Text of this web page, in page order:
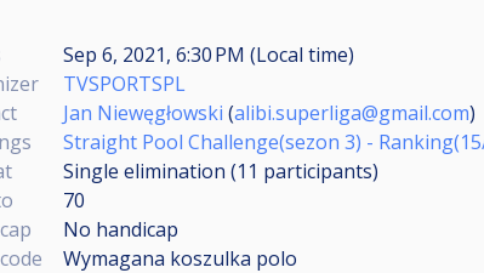
Sep 6, 2021, 6:30 PM (Local time)
TVSPORTSPL
Jan Niewęgłowski (alibi.superliga@gmail.com)
Straight Pool Challenge(sezon 3) -
Single elimination (11 participants)
70
No handicap
Wymagana koszulka polo